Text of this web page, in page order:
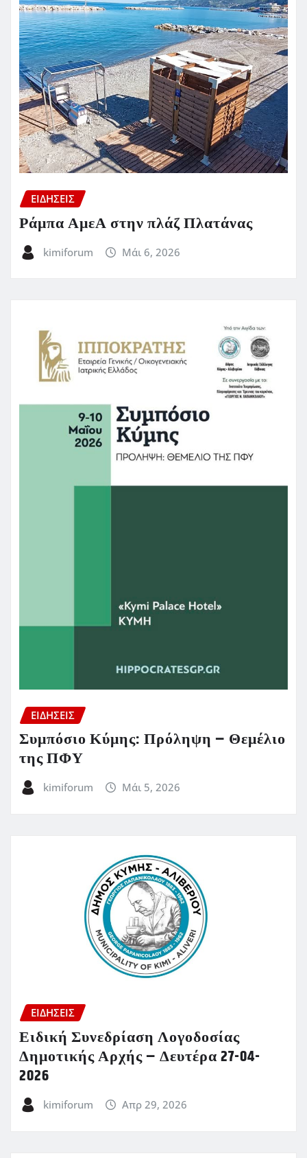
ΕΙΔΗΣΕΙΣ
Ράμπα ΑμεΑ στην πλάζ Πλατάνας
kimiforum Μάι 6, 2026
ΕΙΔΗΣΕΙΣ
Συμπόσιο Κύμης: Πρόληψη – Θεμέλιο
της ΠΦΥ
kimiforum Μάι 5, 2026
ΕΙΔΗΣΕΙΣ
Ειδική Συνεδρίαση Λογοδοσίας
Δημοτικής Αρχής – Δευτέρα 27-04-
2026
kimiforum Απρ 29, 2026